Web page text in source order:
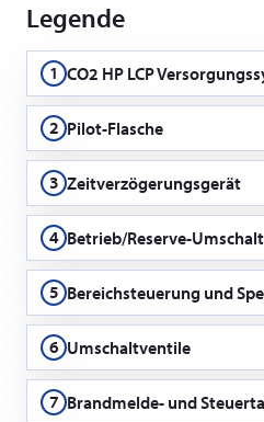
Legende
1 CO2 HP LCP
Zylinder für Betrieb und Reserve
2 Pilot-Flasche
für Betrieb und Reserve
3 Zeitverzögerungsgerät
4 Betrieb/Reserve-
5 Bereichsteuerung und
6 Umschaltventile
7 Brandmelde- und